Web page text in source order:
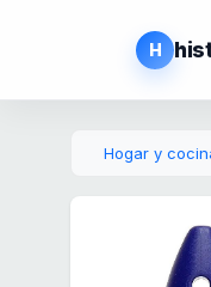
H
Hogar y